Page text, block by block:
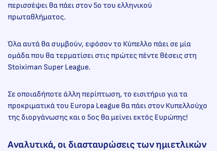
περισσέψει θα πάει στον 5ο του ελληνικού
πρωταθλήματος.
Όλα αυτά θα συμβούν, εφόσον το Κύπελλο πάει σε μία
ομάδα που θα τερματίσει στις πρώτες πέντε θέσεις στη
Stoiximan Super League.
Σε οποιαδήποτε άλλη περίπτωση, το εισιτήριο για τα
προκριματικά του Europa League θα πάει στον Κυπελλούχο
της διοργάνωσης και ο 5ος θα μείνει εκτός Ευρώπης!
Αναλυτικά, οι διασταυρώσεις των ημιετλικών